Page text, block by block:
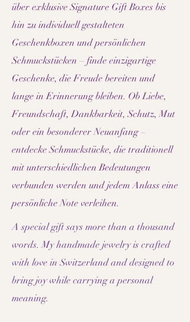
über exklusive Signature Gift Boxes bis
hin zu individuell gestalteten
Geschenkboxen und persönlichen
Schmuckstücken – finde einzigartige
Geschenke, die Freude bereiten und
lange in Erinnerung bleiben. Ob Liebe,
Freundschaft, Dankbarkeit, Schutz, Mut
oder ein besonderer Neuanfang –
entdecke Schmuckstücke, die traditionell
mit unterschiedlichen Bedeutungen
verbunden werden und jedem Anlass eine
persönliche Note verleihen.
A special gift says more than a thousand
words. My handmade jewelry is crafted
with love in Switzerland and designed to
bring joy while carrying a personal
meaning.